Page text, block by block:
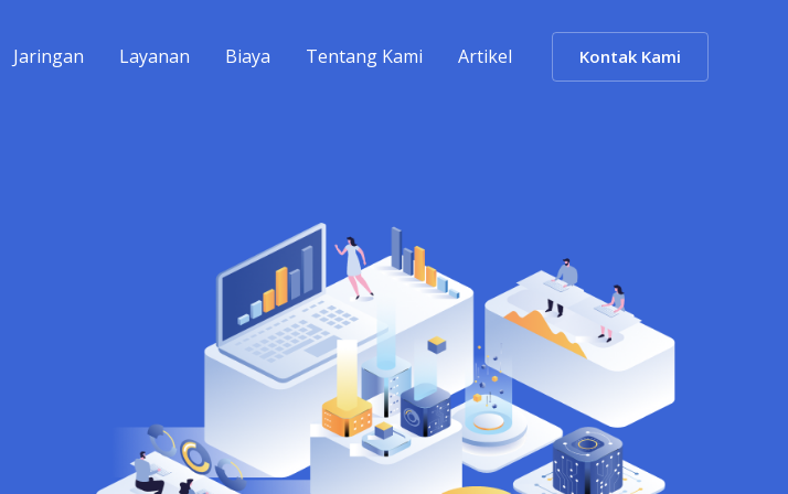
Jaringan Layanan Biaya Tentang Kami Artikel Kontak Kami